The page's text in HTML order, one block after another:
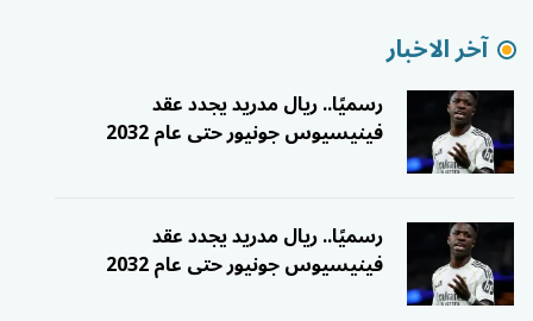
آخر الاخبار
رسميًا.. ريال مدريد يجدد عقد
فينيسيوس جونيور حتى عام 2032
رسميًا.. ريال مدريد يجدد عقد
فينيسيوس جونيور حتى عام 2032